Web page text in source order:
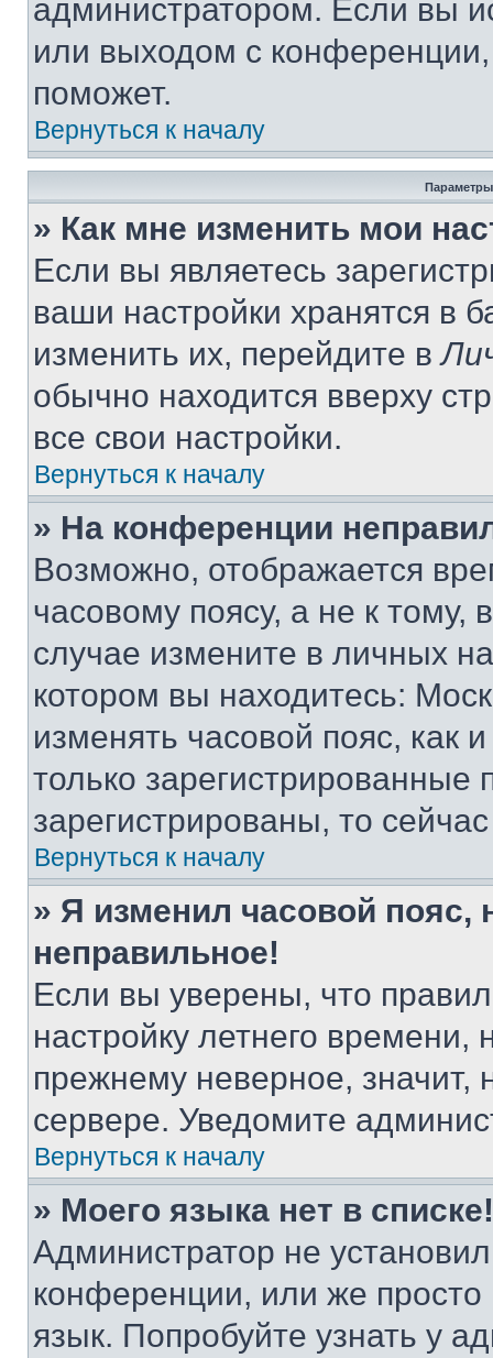
администратором. Если вы
или выходом с
поможет.
Вернуться к началу
Параметры
» Как мне изменить мои
Если вы являетесь
ваши настройки хранятся в
изменить их, перейдите в
обычно находится вверху
все свои настройки.
Вернуться к началу
» На конференции
Возможно, отображается
часовому поясу, а не к тому,
случае измените в личных
котором вы находитесь:
изменять часовой пояс, как
только
зарегистрированы, то
Вернуться к началу
» Я изменил часовой пояс,
неправильное!
Если вы уверены, что
настройку летнего
прежнему неверное, значит,
сервере. Уведомите
Вернуться к началу
» Моего языка нет в списке!
Администратор не
конференции, или же
язык. Попробуйте узнать у